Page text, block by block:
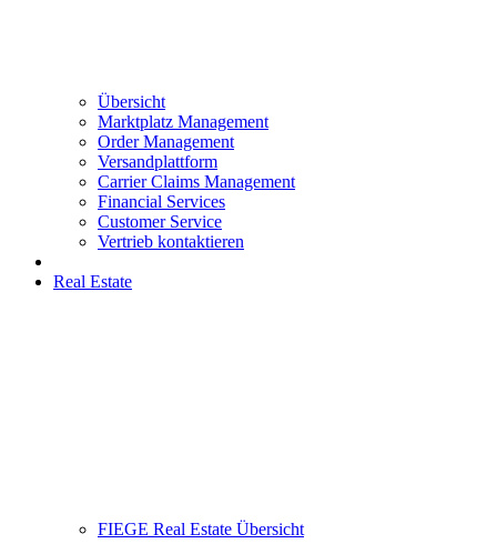
Übersicht
Marktplatz Management
Order Management
Versandplattform
Carrier Claims Management
Financial Services
Customer Service
Vertrieb kontaktieren
Real Estate
FIEGE Real Estate Übersicht